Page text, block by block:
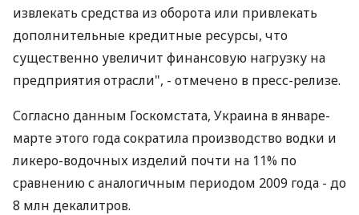
извлекать средства из оборота или привлекать
дополнительные кредитные ресурсы, что
существенно увеличит финансовую нагрузку на
предприятия отрасли", - отмечено в пресс-релизе.
Согласно данным Госкомстата, Украина в январе-
марте этого года сократила производство водки и
ликеро-водочных изделий почти на 11% по
сравнению с аналогичным периодом 2009 года - до
8 млн декалитров.